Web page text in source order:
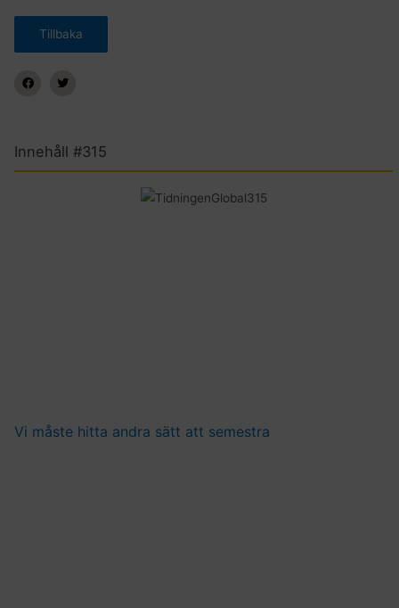
Innehåll #315
Vi måste hitta andra sätt att semestra